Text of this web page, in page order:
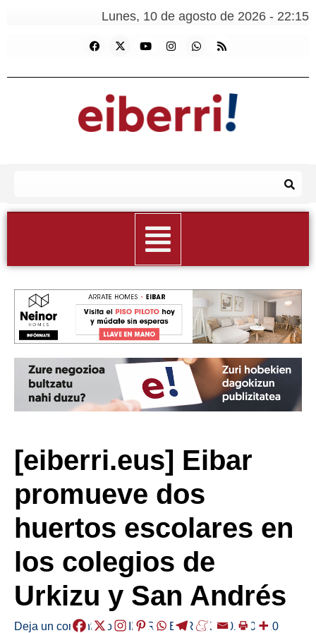
Lunes, 10 de agosto de 2026 - 22:15
[eiberri.eus] Eibar
promueve dos
huertos escolares en
los colegios de
Urkizu y San Andrés
Deja un comentario /EIBAR ,HERRIAK /2018-01-20